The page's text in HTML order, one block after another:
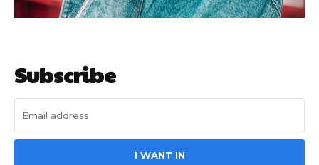
Subscribe
I WANT IN